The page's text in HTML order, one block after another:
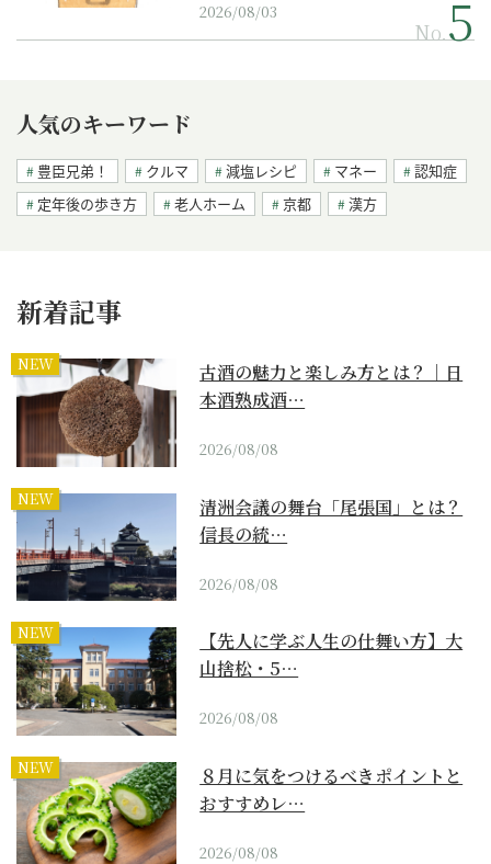
2026/08/03
No.
人気のキーワード
豊臣兄弟！ クルマ 減塩レシピ マネー
認知症
定年後の歩き方
老人ホーム 京都 漢方
新着記事
NEW
古酒の魅力と楽しみ方とは？｜日
本酒熟成酒…
2026/08/08
NEW
清洲会議の舞台「尾張国」とは？
信長の統…
2026/08/08
NEW
【先人に学ぶ人生の仕舞い方】大
山捨松・5…
2026/08/08
NEW
８月に気をつけるべきポイントと
おすすめレ…
2026/08/08